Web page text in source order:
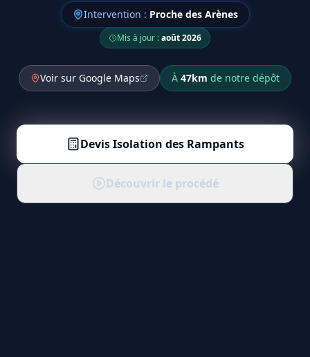
Intervention : Proche des Arènes
Mis à jour :août 2026
Voir sur Google Maps À 47km de notre dépôt
DevisIsolation des Rampants
Découvrir le procédé